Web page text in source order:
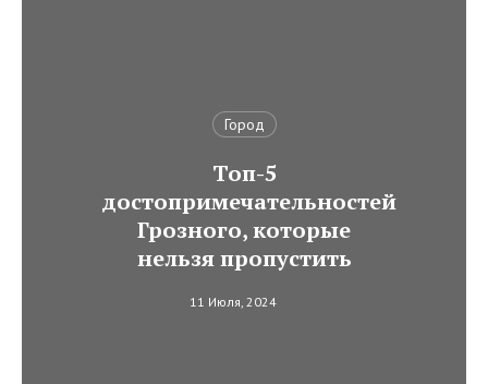
Город
Топ-5
достопримечательностей
Грозного, которые
нельзя пропустить
11 Июля, 2024